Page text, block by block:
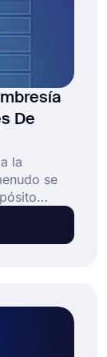
De
la
se
fines
en
y